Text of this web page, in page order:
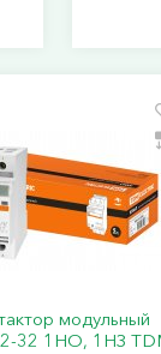
модульный
32 1НО, 1НЗ